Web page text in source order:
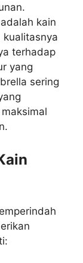
kain
kualitasnya
terhadap
yang
sering